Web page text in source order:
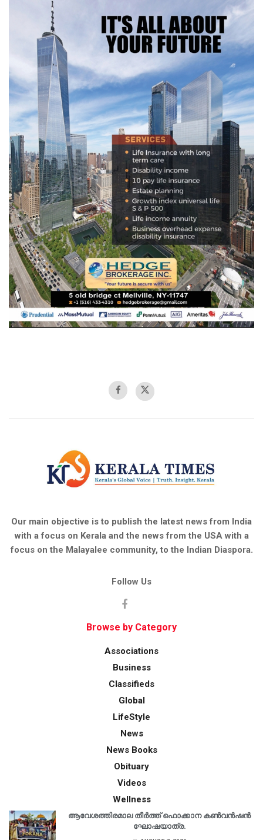
Our main objective is to publish the latest news from India
with a focus on Kerala and the news from the USA with a
focus on the Malayalee community, to the Indian Diaspora.
Follow Us
Browse by Category
Associations
Business
Classifieds
Global
LifeStyle
News
News Books
Obituary
Videos
Wellness
ആവേശത്തിരമാല തീർത്ത് ഫൊക്കാന കൺവൻഷൻ
ഘോഷയാത്ര.